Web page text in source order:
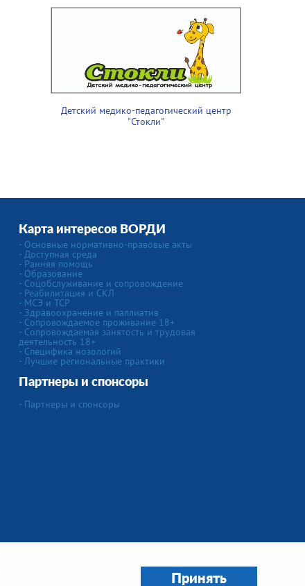
Детский медико-педагогический центр
"Стокли"
Создание сайта"IVEX"
Карта интересов ВОРДИ
- Основные нормативно-правовые акты
- Доступная среда
- Ранняя помощь
- Образование
- Соцобслуживание и сопровождение
- Реабилитация и СКЛ
- МСЭ и ТСР
- Здравоохранение и паллиатив
- Сопровождаемое проживание 18+
- Сопровождаемая занятость и трудовая
деятельность 18+
- Специфика нозологий
- Лучшие региональные практики
Партнеры и спонсоры
- Партнеры и спонсоры
Принять